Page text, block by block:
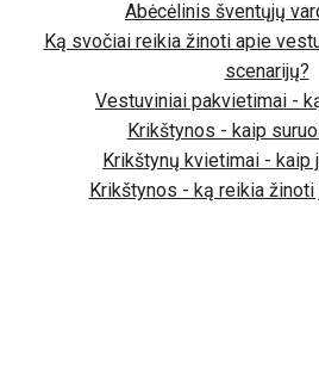
Abėcėlinis šventųjų
Ką svočiai reikia žinoti apie
scenarijų?
Vestuviniai pakvietimai -
Krikštynos - kaip
Krikštynų kvietimai - kaip
Krikštynos - ką reikia